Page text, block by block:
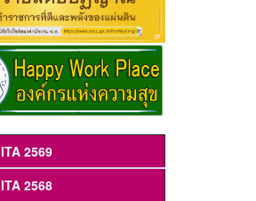
2569
2568